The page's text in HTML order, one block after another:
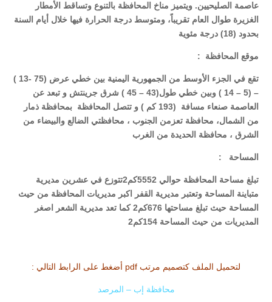
عاصمة الصليحيين. ويتميز مناخ المحافظة بالتنوع وتساقط الأمطار
الغزيرة طوال العام تقريباً، ومتوسط درجة الحرارة فيها خلال أيام السنة
بحدود (18) درجة مئوية
موقع المحافظة :
تقع في الجزء الأوسط من الجمهورية اليمنية بين خطي عرض (75 -13 )
– (5 – 14 ) وبين خطي طول(43 – 45 ) شرق جرينتش و تبعد عن
العاصمة صنعاء مسافة (193 كم ) و تتصل المحافظة بمحافظة ذمار
من الشمال، محافظة تعزمن الجنوب ، محافظتي الضالع والبيضاء من
الشرق ، محافظة الحديدة من الغرب
المساحة :
تبلغ مساحة المحافظة حوالي 5552كم2تتوزع في عشرين مديرية
متباينة المساحة وتعتبر مديرية القفر اكبر مديريات المحافظة من حيث
المساحة حيث تبلغ مساحتها 676كم2 كما تعد مديرية الشعر اصغر
المديريات من حيث المساحة 154كم2
لتحميل الملف كتصميم مرتب pdf أضغط على الرابط التالي :
محافظة إب – المرصد